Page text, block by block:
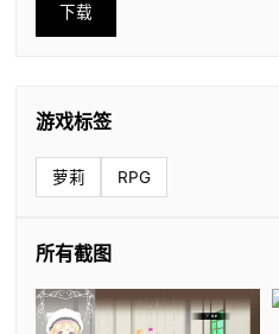
下载
游戏标签
萝莉 RPG
所有截图